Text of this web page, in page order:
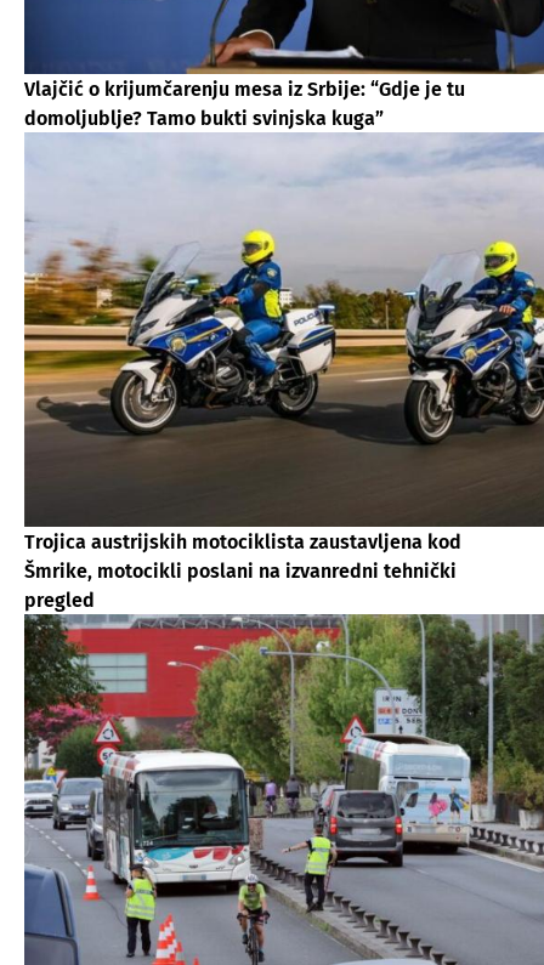
Vlajčić o krijumčarenju mesa iz Srbije: “Gdje je tu
domoljublje? Tamo bukti svinjska kuga”
Trojica austrijskih motociklista zaustavljena kod
Šmrike, motocikli poslani na izvanredni tehnički
pregled